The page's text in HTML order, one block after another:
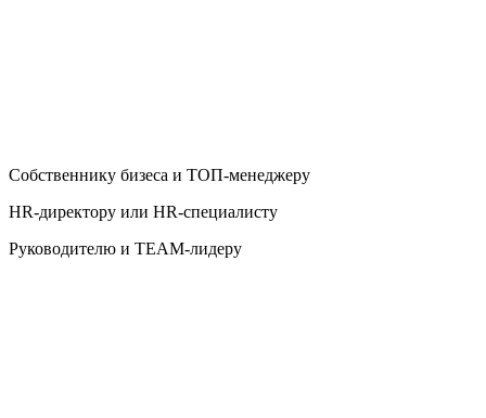
Собственнику бизеса и ТОП-менеджеру
HR-директору или HR-специалисту
Руководителю и TEAM-лидеру